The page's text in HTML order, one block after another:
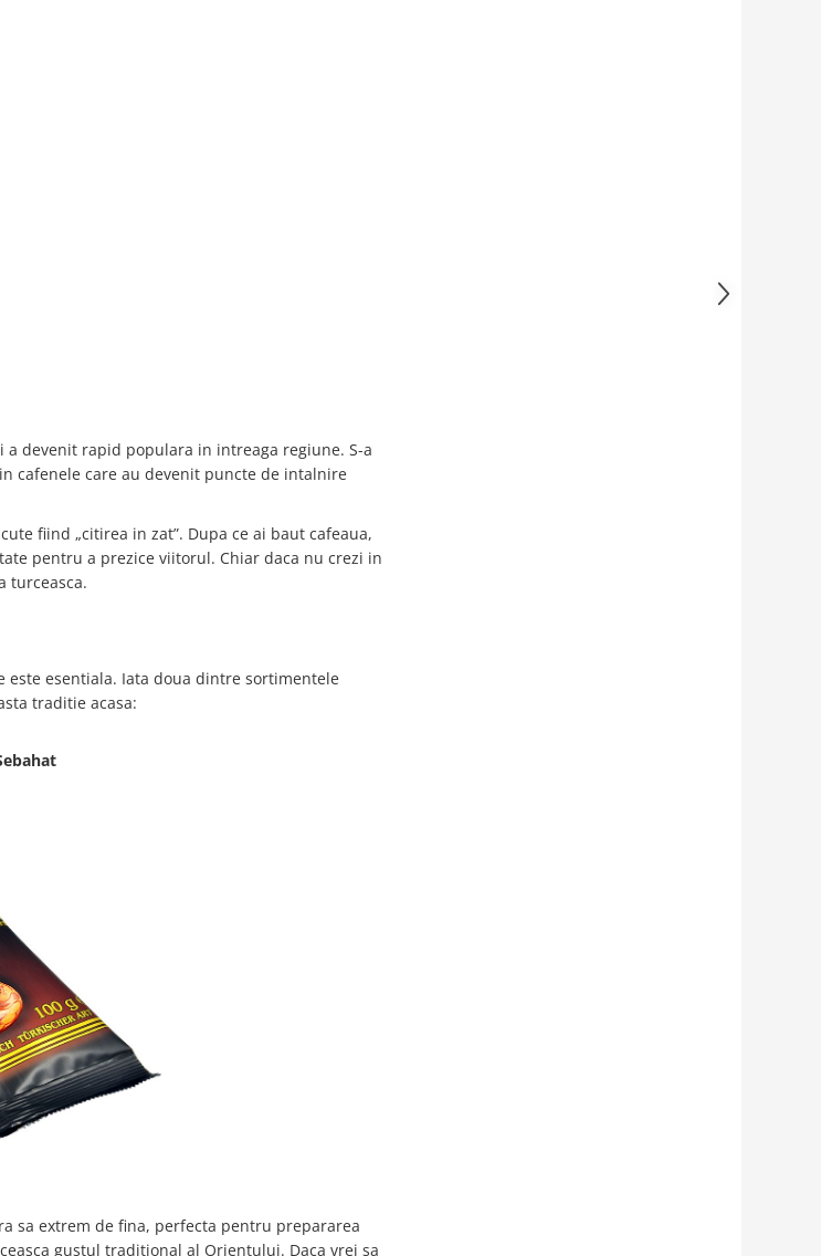
a devenit rapid populara in intreaga regiune. S-a
cafenele care au devenit puncte de intalnire
fiind „citirea in zat”. Dupa ce ai baut cafeaua,
pentru a prezice viitorul. Chiar daca nu crezi in
turceasca.
este esentiala. Iata doua dintre sortimentele
traditie acasa:
sa extrem de fina, perfecta pentru prepararea
gustul traditional al Orientului. Daca vrei sa